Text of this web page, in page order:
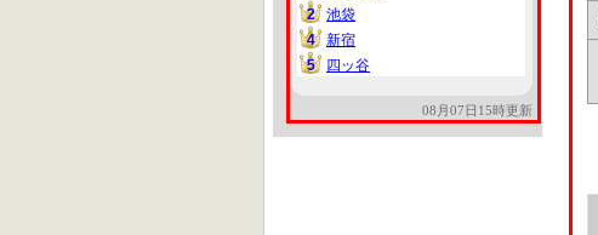
2
2
池袋
4
4
新宿
5
5 四ッ谷
08月07日15時更新